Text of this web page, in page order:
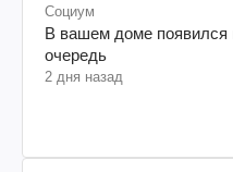
Социум
В вашем доме появился
очередь
2 дня назад